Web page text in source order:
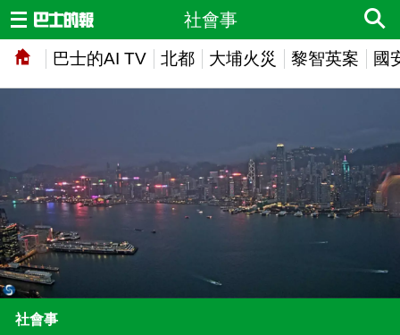
巴士的AI TV 北都 大埔火災 黎智英案 國
社會事
社會事